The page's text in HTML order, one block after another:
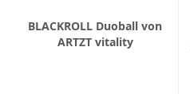
BLACKROLL Duoball von
ARTZT vitality